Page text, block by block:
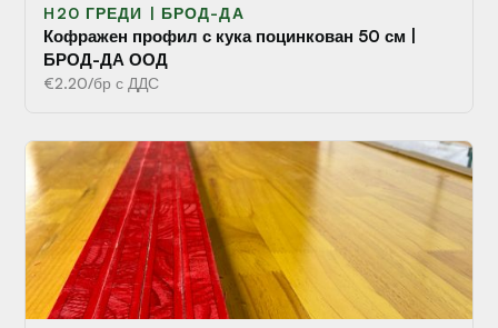
H20 ГРЕДИ | БРОД-ДА
Кофражен профил с кука поцинкован 50 см |
БРОД-ДА ООД
€2.20/бр с ДДС